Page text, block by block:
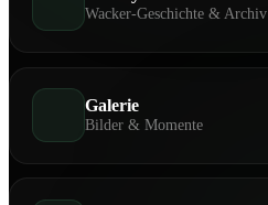
Wacker-Geschichte & Archiv
Galerie
Bilder & Momente